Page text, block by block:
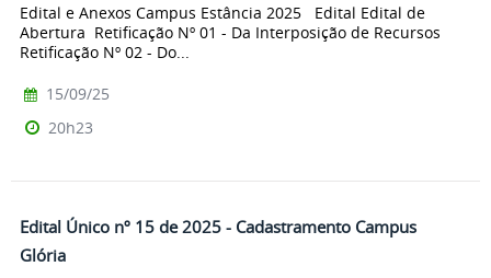
Edital e Anexos Campus Estância 2025 Edital Edital de
Abertura Retificação Nº 01 - Da Interposição de Recursos
Retificação Nº 02 - Do...
15/09/25
20h23
Edital Único nº 15 de 2025 - Cadastramento Campus
Glória